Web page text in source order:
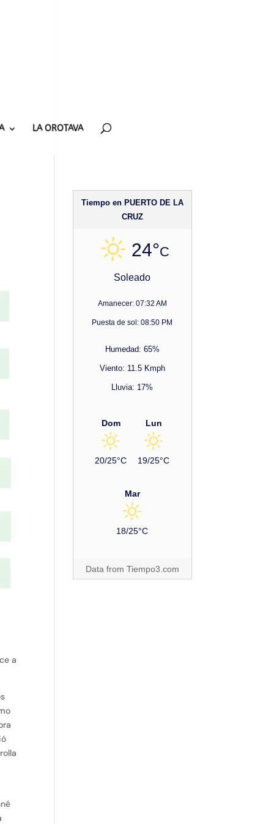
LA OROTAVA
a
Tiempo en PUERTO DE LA
CRUZ
24°C
Soleado
Amanecer: 07:32 AM
Puesta de sol: 08:50 PM
Humedad: 65%
Viento: 11.5 Kmph
Lluvia: 17%
Dom
20/25°C
Lun
19/25°C
Mar
18/25°C
Data from Tiempo3.com